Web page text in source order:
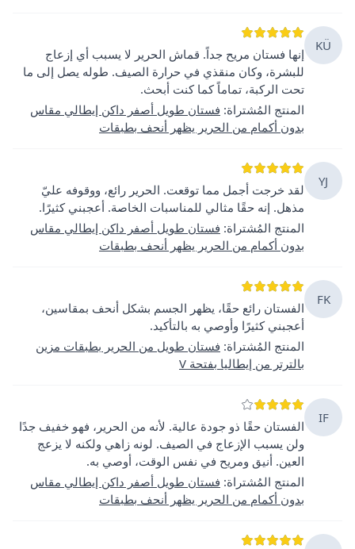
KÜ
إنها فستان مريح جداً. قماش الحرير لا يسبب أي إزعاج
للبشرة، وكان منقذي في حرارة الصيف. طوله يصل إلى ما
تحت الركبة، تماماً كما كنت أبحث.
المنتج المُشتراة: فستان طويل أصفر داكن إيطالي مقاس
بدون أكمام من الحرير يظهر أنحف بطبقات
YJ
لقد خرجت أجمل مما توقعت. الحرير رائع، ووقوفه عليّ
مذهل. إنه حقًا مثالي للمناسبات الخاصة. أعجبني كثيرًا.
المنتج المُشتراة: فستان طويل أصفر داكن إيطالي مقاس
بدون أكمام من الحرير يظهر أنحف بطبقات
FK
الفستان رائع حقًا، يظهر الجسم بشكل أنحف بمقاسين،
أعجبني كثيرًا وأوصي به بالتأكيد.
المنتج المُشتراة: فستان طويل من الحرير بطبقات مزين
بالترتر من إيطاليا بفتحة V
IF
الفستان حقًا ذو جودة عالية. لأنه من الحرير، فهو خفيف جدًا
ولن يسبب الإزعاج في الصيف. لونه زاهي ولكنه لا يزعج
العين. أنيق ومريح في نفس الوقت، أوصي به.
المنتج المُشتراة: فستان طويل أصفر داكن إيطالي مقاس
بدون أكمام من الحرير يظهر أنحف بطبقات